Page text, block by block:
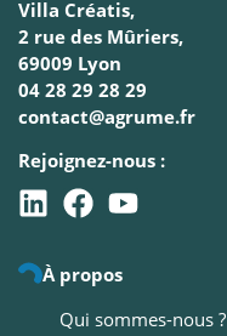
Villa Créatis,
2 rue des Mûriers,
69009 Lyon
04 28 29 28 29
contact@agrume.fr
Rejoignez-nous :
À propos
Qui sommes-nous ?